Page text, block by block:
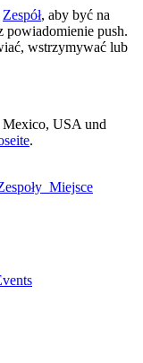
Zespół, aby być na
powiadomienie push.
wstrzymywać lub
USA und
.
Miejsce